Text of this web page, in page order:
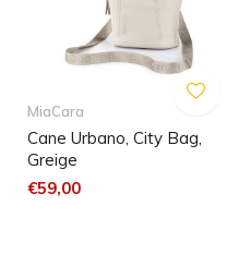
MiaCara
Cane Urbano, City Bag,
Greige
€59,00